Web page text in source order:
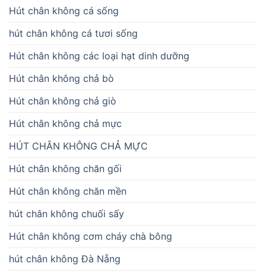
Hút chân không cá sống
hút chân không cá tươi sống
Hút chân không các loại hạt dinh dưỡng
Hút chân không chả bò
Hút chân không chả giò
Hút chân không chả mực
HÚT CHÂN KHÔNG CHẢ MỰC
Hút chân không chăn gối
Hút chân không chăn mền
hút chân không chuối sấy
Hút chân không cơm cháy chà bông
hút chân không Đà Nẵng